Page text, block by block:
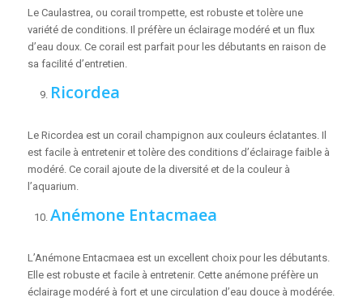
Le Caulastrea, ou corail trompette, est robuste et tolère une
variété de conditions. Il préfère un éclairage modéré et un flux
d’eau doux. Ce corail est parfait pour les débutants en raison de
sa facilité d’entretien.
Ricordea
Le Ricordea est un corail champignon aux couleurs éclatantes. Il
est facile à entretenir et tolère des conditions d’éclairage faible à
modéré. Ce corail ajoute de la diversité et de la couleur à
l’aquarium.
Anémone Entacmaea
L’Anémone Entacmaea est un excellent choix pour les débutants.
Elle est robuste et facile à entretenir. Cette anémone préfère un
éclairage modéré à fort et une circulation d’eau douce à modérée.